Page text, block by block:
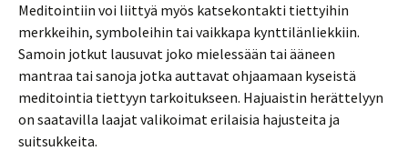
Meditointiin voi liittyä myös katsekontakti tiettyihin
merkkeihin, symboleihin tai vaikkapa kynttilänliekkiin.
Samoin jotkut lausuvat joko mielessään tai ääneen
mantraa tai sanoja jotka auttavat ohjaamaan kyseistä
meditointia tiettyyn tarkoitukseen. Hajuaistin herättelyyn
on saatavilla laajat valikoimat erilaisia hajusteita ja
suitsukkeita.